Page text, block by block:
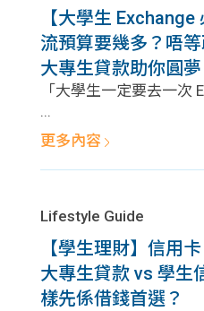
【大學生
流預算要幾多？唔
大專生貸款助你圓夢
「大學生一定要去一次
...
更多內容
Lifestyle Guide
【學生理財】信用
大專生貸款 vs 學生
樣先係借錢首選？